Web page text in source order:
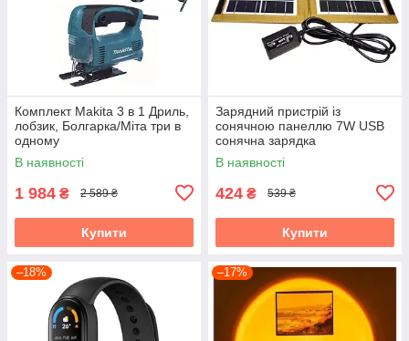
Комплект Makita 3 в 1 Дриль,
лобзик, Болгарка/Міта три в
одному
В наявності
1 984 ₴ 2 589 ₴
Купити
Зарядний пристрій із
сонячною панеллю 7W USB
сонячна зарядка
В наявності
424 ₴ 539 ₴
Купити
–18% –17%